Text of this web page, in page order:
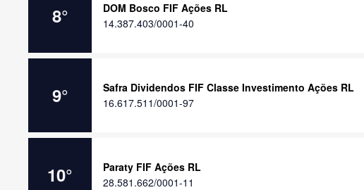
8°
DOM Bosco FIF Ações RL
14.387.403/0001-40
9°
Safra Dividendos FIF Classe Investimento Ações RL
16.617.511/0001-97
10°
Paraty FIF Ações RL
28.581.662/0001-11